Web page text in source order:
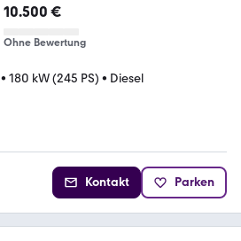
10.500 €
Ohne Bewertung
• 180 kW (245 PS) • Diesel
Kontakt Parken